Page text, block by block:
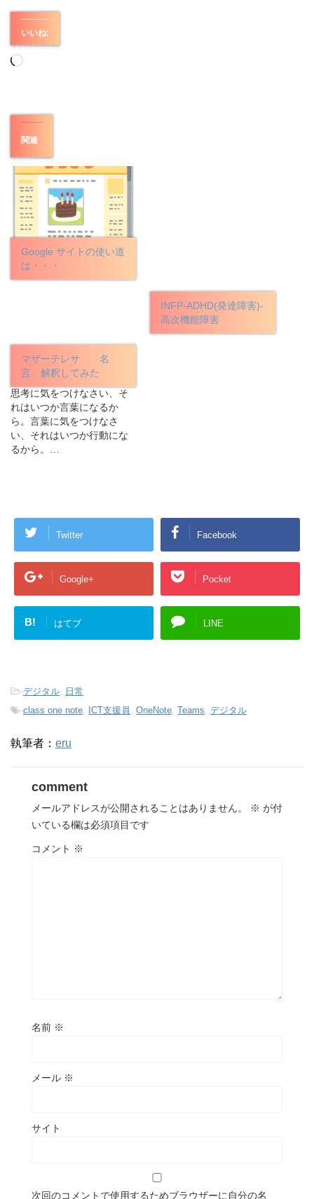
いいね:
読
中…
関連
Google サイトの使い道
は・・・
INFP-ADHD(発達障害)-
高次機能障害
マザーテレサ 名
言 解釈してみた
思考に気をつけなさい、そ
れはいつか言葉になるか
ら。言葉に気をつけなさ
い、それはいつか行動にな
るから。…
Twitter Facebook
Google+ Pocket
B! はてブ LINE
-デジタル, 日常
-class one note, ICT支援員 , OneNote, Teams, デジタル
執筆者： eru
comment
メールアドレスが公開されることはありません。 ※ が付
いている欄は必須項目です
コメント ※
名前 ※
メール ※
サイト
次回のコメントで使用するためブラウザーに自分の名